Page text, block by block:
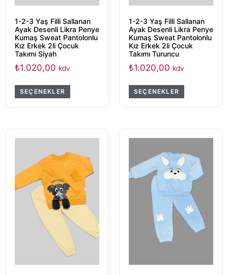
1-2-3 Yaş Filli Sallanan
Ayak Desenli Likra Penye
Kumaş Sweat Pantolonlu
Kız Erkek 2li Çocuk
Takımı Siyah
₺1.020,00 kdv
SEÇENEKLER
1-2-3 Yaş Filli Sallanan
Ayak Desenli Likra Penye
Kumaş Sweat Pantolonlu
Kız Erkek 2li Çocuk
Takımı Turuncu
₺1.020,00 kdv
SEÇENEKLER